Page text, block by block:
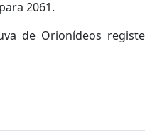
2061.
de Orionídeos registe